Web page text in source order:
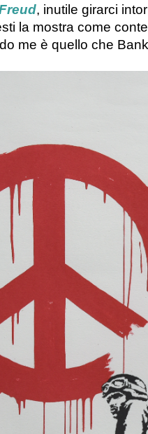
, inutile girarci
la mostra come
me è quello che